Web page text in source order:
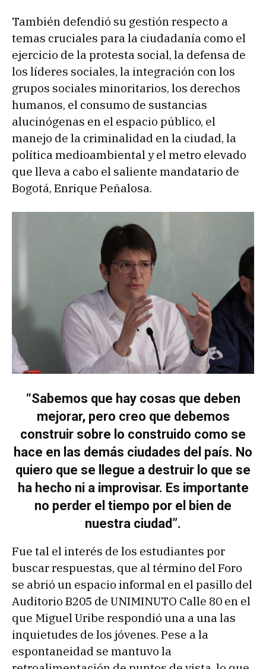
También defendió su gestión respecto a
temas cruciales para la ciudadanía como el
ejercicio de la protesta social, la defensa de
los líderes sociales, la integración con los
grupos sociales minoritarios, los derechos
humanos, el consumo de sustancias
alucinógenas en el espacio público, el
manejo de la criminalidad en la ciudad, la
política medioambiental y el metro elevado
que lleva a cabo el saliente mandatario de
Bogotá, Enrique Peñalosa.
“Sabemos que hay cosas que deben
mejorar, pero creo que debemos
construir sobre lo construido como se
hace en las demás ciudades del país. No
quiero que se llegue a destruir lo que se
ha hecho ni a improvisar. Es importante
no perder el tiempo por el bien de
nuestra ciudad”.
Fue tal el interés de los estudiantes por
buscar respuestas, que al término del Foro
se abrió un espacio informal en el pasillo del
Auditorio B205 de UNIMINUTO Calle 80 en el
que Miguel Uribe respondió una a una las
inquietudes de los jóvenes. Pese a la
espontaneidad se mantuvo la